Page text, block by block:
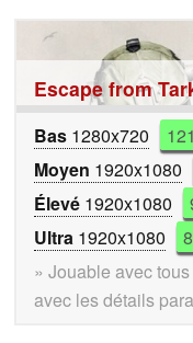
Escape from
Bas 1280x720
Moyen 1920x1080
Élevé 1920x1080
Ultra 1920x1080
» Jouable avec
avec les détails